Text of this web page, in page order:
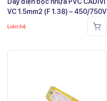
VC 1.5mm2 (F 1.38) – 450/750V
Liên hệ